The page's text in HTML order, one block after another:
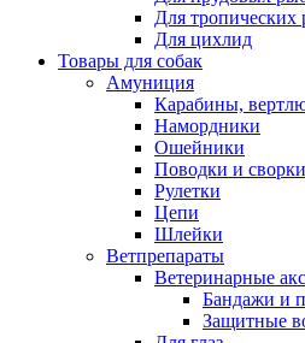
Для тропических
Для цихлид
Товары для собак
Амуниция
Карабины,
Намордники
Ошейники
Поводки и сворки
Рулетки
Цепи
Шлейки
Ветпрепараты
Ветеринарные
Бандажи и
Защитные